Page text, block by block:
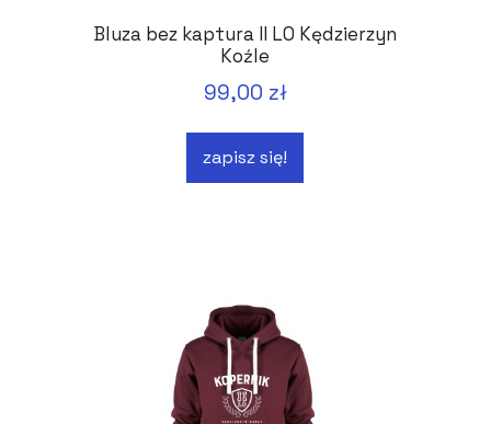
Bluza bez kaptura II LO Kędzierzyn
Koźle
99,00 zł
zapisz się!